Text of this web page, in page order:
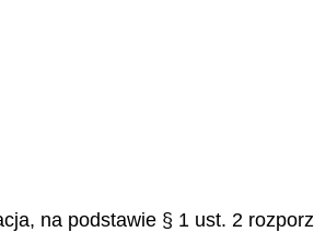
na podstawie § 1 ust. 2